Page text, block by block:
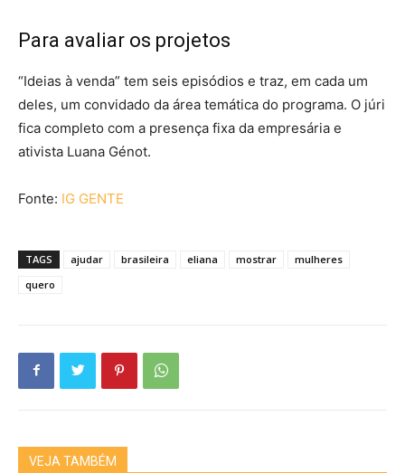
Para avaliar os projetos
“Ideias à venda” tem seis episódios e traz, em cada um
deles, um convidado da área temática do programa. O júri
fica completo com a presença fixa da empresária e
ativista Luana Génot.
Fonte: IG GENTE
TAGS ajudar brasileira eliana mostrar
mulheres
quero
VEJA TAMBÉM